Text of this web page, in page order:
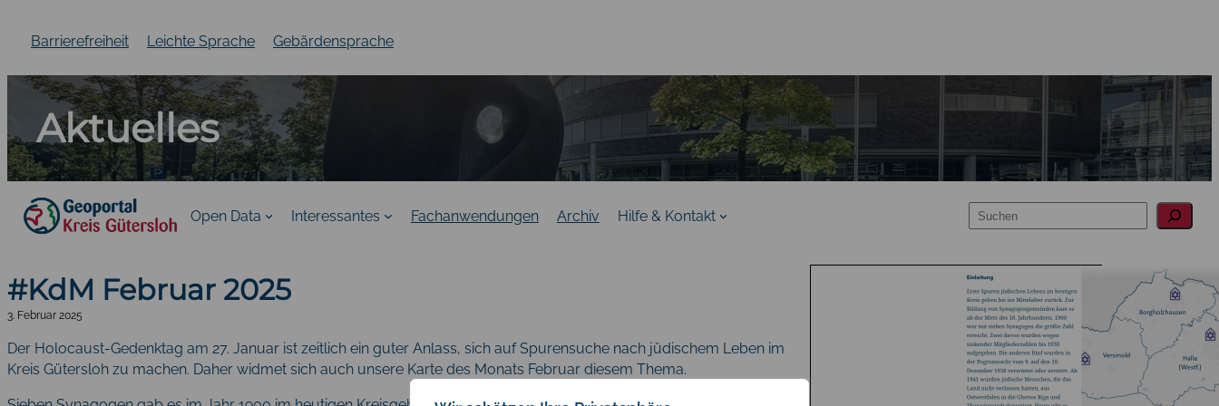
InhaltBarrierefreiheit Leichte Sprache Gebärdensprache
Aktuelles
Open Data Interessantes Fachanwendungen Archiv Hilfe & Kontakt Suchen
#KdM Februar 2025
3. Februar 2025
Der Holocaust-Gedenktag am 27. Januar ist zeitlich ein guter Anlass, sich auf Spurensuche nach jüdischem Leben im
Kreis Gütersloh zu machen. Daher widmet sich auch unsere Karte des Monats Februar diesem Thema.